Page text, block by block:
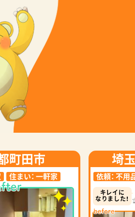
町田市
住まい： 一軒家
埼
依頼： 不用
キレイに
なりました！